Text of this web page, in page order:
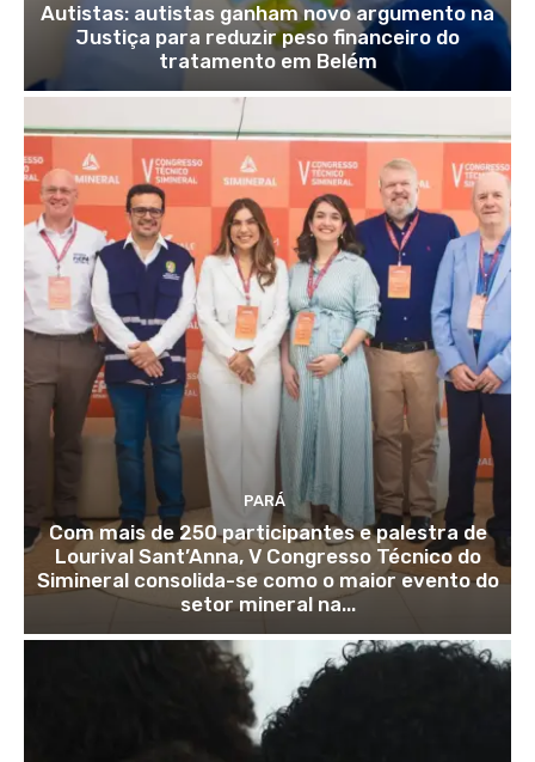
Autistas: autistas ganham novo argumento na
Justiça para reduzir peso financeiro do
tratamento em Belém
PARÁ
Com mais de 250 participantes e palestra de
Lourival Sant’Anna, V Congresso Técnico do
Simineral consolida-se como o maior evento do
setor mineral na...